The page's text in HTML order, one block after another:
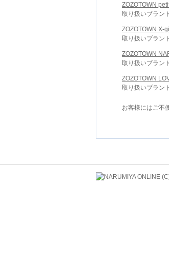
ZOZOTOWN
取り扱いブラン
ZOZOTOWN X-
取り扱いブラン
ZOZOTOWN
取り扱いブラン
ZOZOTOWN
取り扱いブラン
お客様にはご不